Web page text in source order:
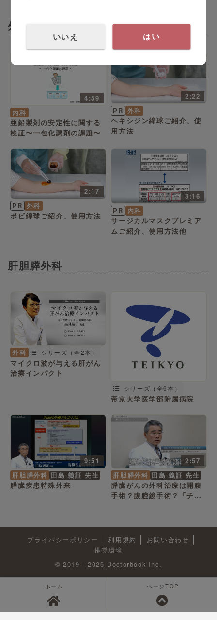
外科
4:59
内科
亜鉛製剤の安定性に関する
検証〜一包化調剤の課題〜
2:22
PR 外科
ヘキシジン綿球ご紹介、使
用方法
2:17
PR 外科
ポビ綿球ご紹介、使用方法
3:16
PR 内科
サージカルマスクプレミア
ムご紹介、使用方法他
肝胆膵外科
外科 シリーズ（全2本）
マイクロ波が与える肝がん
治療インパクト
シリーズ（全6本）
帝京大学医学部附属病院
9:51
肝胆膵外科 田島 義証 先生
膵臓疾患特殊外来
2:57
肝胆膵外科 田島 義証 先生
膵臓がんの外科治療は開腹
手術？腹腔鏡手術？「チー
は？
プライバシーポリシー 利用規約
お問い合わせ
推奨環境
© 2019 - 2026 Doctorbook Inc.
ホーム ページTOP
いいえ はい